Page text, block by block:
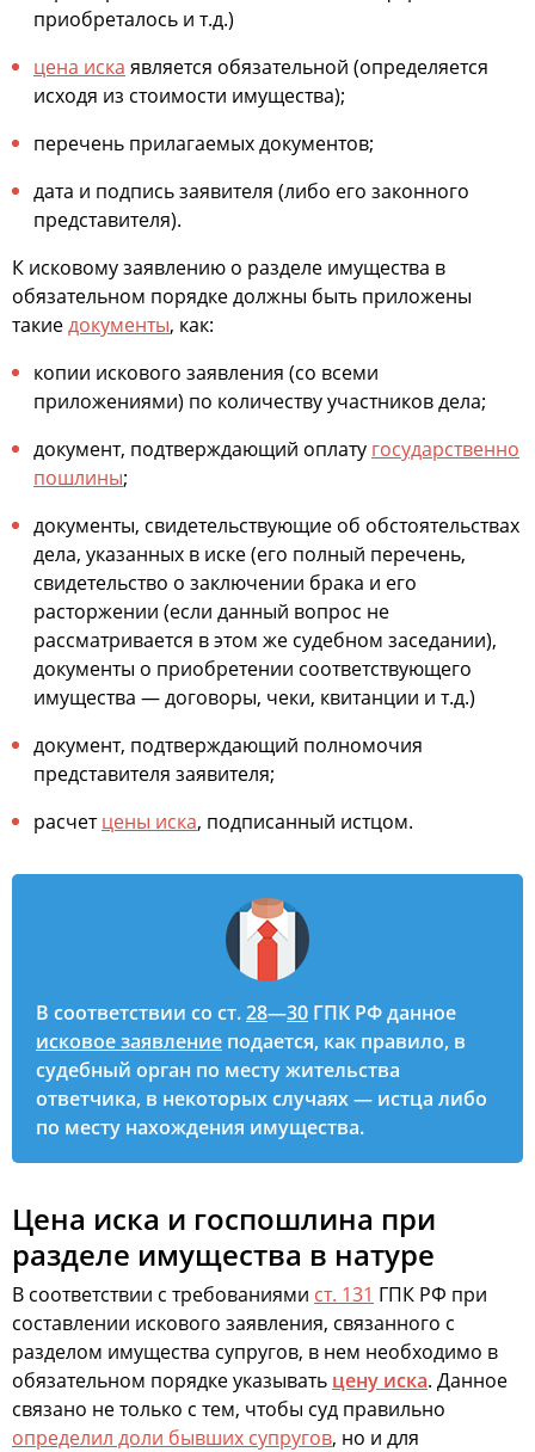
приобреталось и т.д.)
цена иска является обязательной (определяется
исходя из стоимости имущества);
перечень прилагаемых документов;
дата и подпись заявителя (либо его законного
представителя).
К исковому заявлению о разделе имущества в
обязательном порядке должны быть приложены
такиедокументы, как:
копии искового заявления (со всеми
приложениями) по количеству участников дела;
документ, подтверждающий оплату государственно
пошлины;
документы, свидетельствующие об обстоятельствах
дела, указанных в иске (его полный перечень,
свидетельство о заключении брака и его
расторжении (если данный вопрос не
рассматривается в этом же судебном заседании),
документы о приобретении соответствующего
имущества — договоры, чеки, квитанции и т.д.)
документ, подтверждающий полномочия
представителя заявителя;
расчетцены иска, подписанный истцом.
В соответствии со ст.28—30 ГПК РФ данное
исковое заявление подается, как правило, в
судебный орган по месту жительства
ответчика, в некоторых случаях — истца либо
по месту нахождения имущества.
Цена иска и госпошлина при
разделе имущества в натуре
В соответствии с требованиями ст. 131 ГПК РФ при
составлении искового заявления, связанного с
разделом имущества супругов, в нем необходимо в
обязательном порядке указывать цену иска. Данное
связано не только с тем, чтобы суд правильно
определил доли бывших супругов, но и для